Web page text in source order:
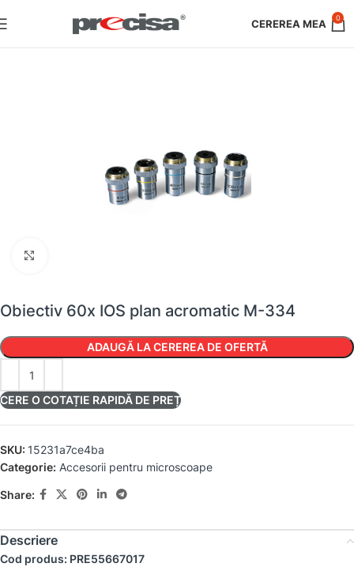
0
Obiectiv 60x IOS plan acromatic M-334
ADAUGĂ LA CEREREA DE OFERTĂ
CERE O COTAȚIE RAPIDĂ DE PREȚ
SKU: 15231a7ce4ba
Categorie: Accesorii pentru microscoape
Share:
Descriere
Cod produs: PRE55667017